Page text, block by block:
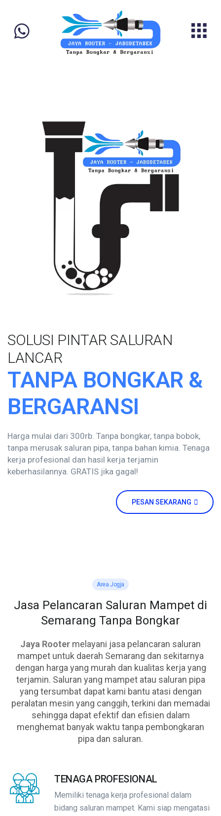
SOLUSI PINTAR SALURAN
LANCAR
TANPA BONGKAR &
BERGARANSI
Harga mulai dari 300rb. Tanpa bongkar, tanpa bobok,
tanpa merusak saluran pipa, tanpa bahan kimia. Tenaga
kerja profesional dan hasil kerja terjamin
keberhasilannya. GRATIS jika gagal!
PESAN SEKARANG
Area Jogja
Jasa Pelancaran Saluran Mampet di
Semarang Tanpa Bongkar
Jaya Rooter melayani jasa pelancaran saluran
mampet untuk daerah Semarang dan sekitarnya
dengan harga yang murah dan kualitas kerja yang
terjamin. Saluran yang mampet atau saluran pipa
yang tersumbat dapat kami bantu atasi dengan
peralatan mesin yang canggih, terkini dan memadai
sehingga dapat efektif dan efisien dalam
menghemat banyak waktu tanpa pembongkaran
pipa dan saluran.
TENAGA PROFESIONAL
Memiliki tenaga kerja profesional dalam
bidang saluran mampet. Kami siap mengatasi